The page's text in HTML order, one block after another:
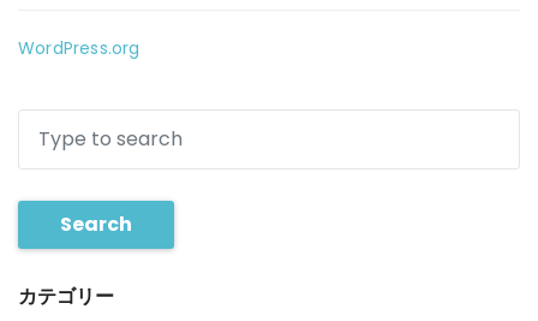
WordPress.org
Search
カテゴリー